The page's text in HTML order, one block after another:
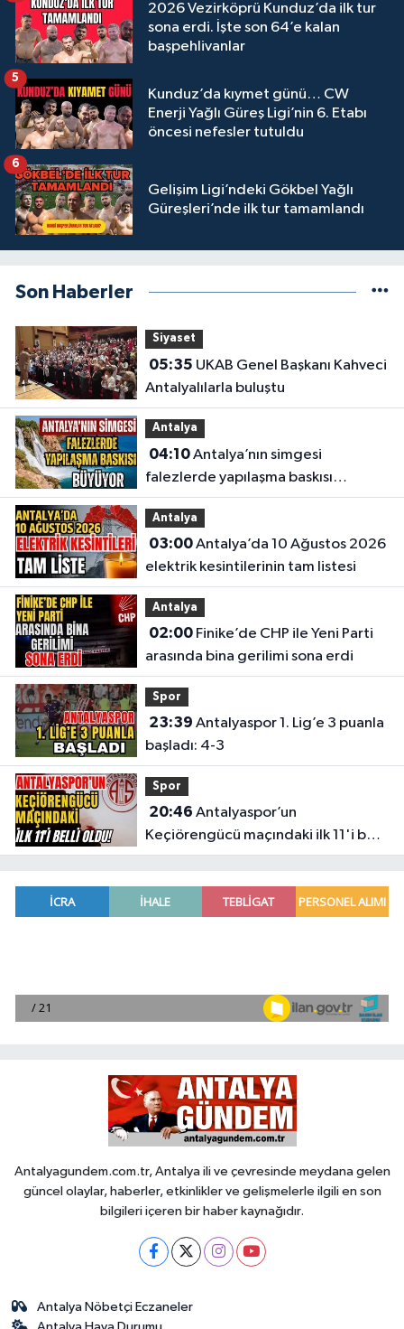
2026 Vezirköprü Kunduz’da ilk tur
sona erdi. İşte son 64’e kalan
başpehlivanlar
Kunduz’da kıymet günü… CW
Enerji Yağlı Güreş Ligi’nin 6. Etabı
öncesi nefesler tutuldu
5
Gelişim Ligi’ndeki Gökbel Yağlı
Güreşleri’nde ilk tur tamamlandı
6
Son Haberler
Siyaset
05:35
Antalyalılarla buluştu
Antalya
04:10Antalya’nın simgesi
falezlerde yapılaşma baskısı
büyüyor
Antalya
03:00Antalya’da 10 Ağustos 2026
elektrik kesintilerinin tam listesi
Antalya
02:00Finike’de CHP ile Yeni Parti
arasında bina gerilimi sona erdi
Spor
23:39
başladı: 4-3
Spor
20:46
Keçiörengücü maçındaki ilk 11'i belli
oldu!
Antalyagundem.com.tr, Antalya ili ve çevresinde meydana gelen
güncel olaylar, haberler, etkinlikler ve gelişmelerle ilgili en son
bilgileri içeren bir haber kaynağıdır.
Antalya Nöbetçi Eczaneler